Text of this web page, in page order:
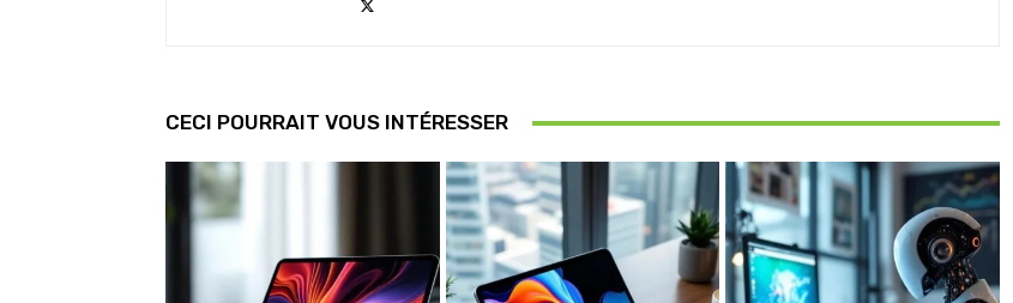
CECI POURRAIT VOUS INTÉRESSER